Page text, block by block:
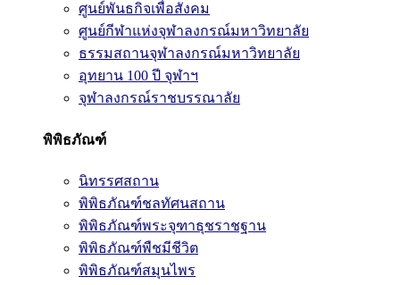
ศูนย์พันธกิจเพื่อสังคม
ศูนย์กีฬาแห่งจุฬาลงกรณ์มหาวิทยาลัย
ธรรมสถานจุฬาลงกรณ์มหาวิทยาลัย
อุทยาน 100 ปี จุฬาฯ
จุฬาลงกรณ์ราชบรรณาลัย
พิพิธภัณฑ์
นิทรรศสถาน
พิพิธภัณฑ์ชลทัศนสถาน
พิพิธภัณฑ์พระจุฑาธุชราชฐาน
พิพิธภัณฑ์พืชมีชีวิต
พิพิธภัณฑ์สมุนไพร